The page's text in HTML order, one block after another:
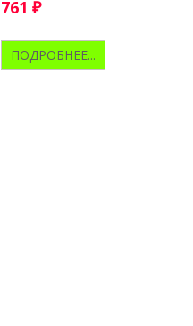
оттенков, их переливы и
761 ₽
ПОДРОБНЕЕ...